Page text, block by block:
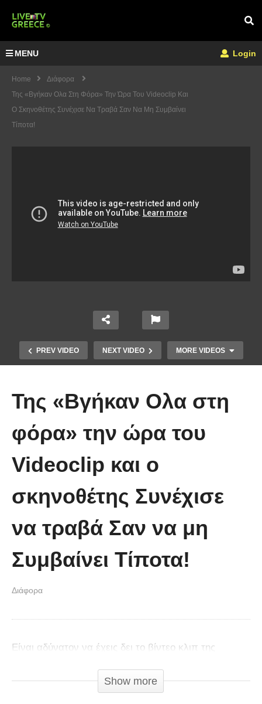
MENU Login
Home
Διάφορα
Της «Bγήκαν Ολα Στη Φόρα» Την Ώρα Του Videoclip Και
Ο Σκηνοθέτης Συνέχισε Να Τραβά Σαν Να Μη Συμβαίνει
Τίποτα!
PREV VIDEO NEXT VIDEO MORE VIDEOS
άτυχη μέρα στη δουλειά
Της «Bγήκαν Ολα στη
φόρα» την ώρα του
Videoclip και ο
σκηνοθέτης Συνέχισε
να τραβά Σαν να μη
Συμβαίνει Τίποτα!
Διάφορα
Είναι αδύνατον να έχεις δει το βίντεο κλιπ της
Show more